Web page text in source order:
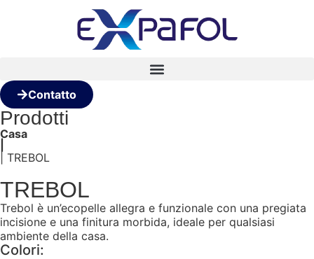
Contatto
Prodotti
Casa
| TREBOL
TREBOL
Trebol è un’ecopelle allegra e funzionale con una pregiata
incisione e una finitura morbida, ideale per qualsiasi
ambiente della casa.
Colori: